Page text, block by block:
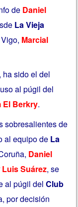
de Daniel
La Vieja
Marcial
ha sido el del
al púgil del
El Berkry.
sobresalientes de
al equipo de La
Daniel
Luis Suárez, se
al púgil delClub
por decisión